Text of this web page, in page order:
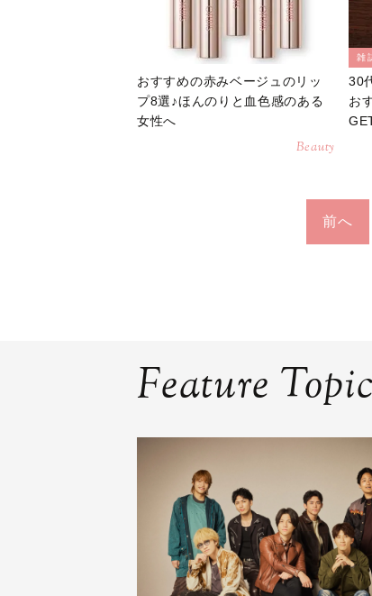
おすすめの赤みベージュのリッ
プ8選♪ほんのりと血色感のある
女性へ
Beauty
雑
30
お
前へ
Feature